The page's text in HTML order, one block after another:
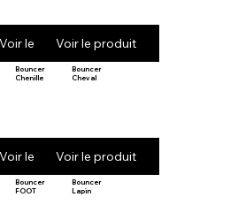
Voir le produitVoir le produit
Bouncer
Chenille
Voir le produit
Bouncer
Cheval
Voir le produit
Bouncer
FOOT
Bouncer
Lapin